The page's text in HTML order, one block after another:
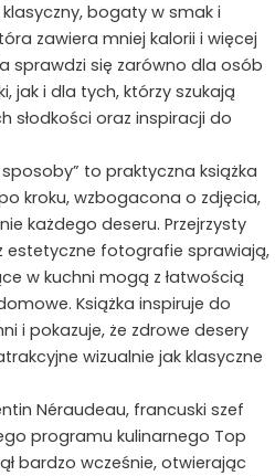
bogaty w smak i
zawiera mniej kalorii i więcej
sprawdzi się zarówno dla osób
jak i dla tych, którzy szukają
słodkości oraz inspiracji do
to praktyczna książka
kroku, wzbogacona o zdjęcia,
każdego deseru. Przejrzysty
estetyczne fotografie sprawiają,
w kuchni mogą z łatwością
Książka inspiruje do
i pokazuje, że zdrowe desery
wizualnie jak klasyczne
Néraudeau, francuski szef
programu kulinarnego Top
bardzo wcześnie, otwierając